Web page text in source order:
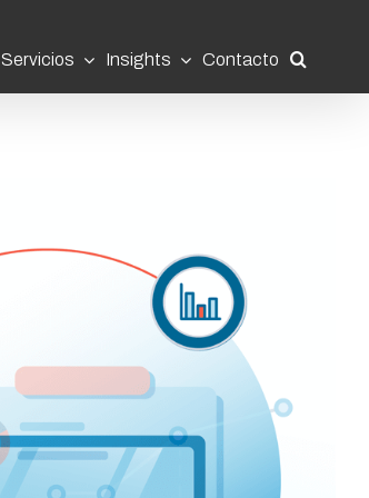
Servicios Insights Contacto